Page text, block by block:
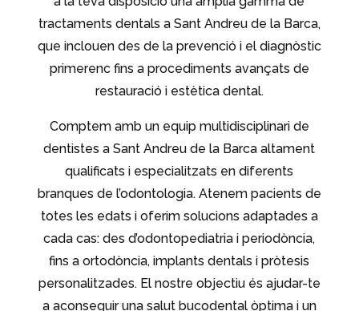
tractaments dentals a Sant Andreu de la Barca,
que inclouen des de la prevenció i el diagnòstic
primerenc fins a procediments avançats de
restauració i estètica dental.
Comptem amb un equip multidisciplinari de
dentistes a Sant Andreu de la Barca altament
qualificats i especialitzats en diferents
branques de l’odontologia. Atenem pacients de
totes les edats i oferim solucions adaptades a
cada cas: des d’odontopediatria i periodòncia,
fins a ortodòncia, implants dentals i pròtesis
personalitzades. El nostre objectiu és ajudar-te
a aconseguir una salut bucodental òptima i un